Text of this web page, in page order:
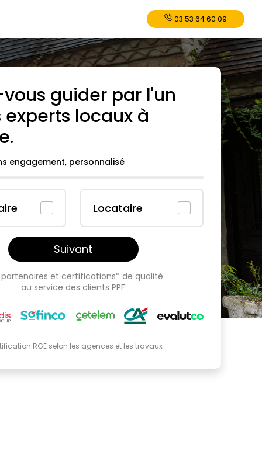
03 53 64 60 09
guider par l'un
experts locaux à
.
engagement, personnalisé
Locataire
Suivant
partenaires et certifications* de qualité
au service des clients PPF
RGE selon les agences et les travaux